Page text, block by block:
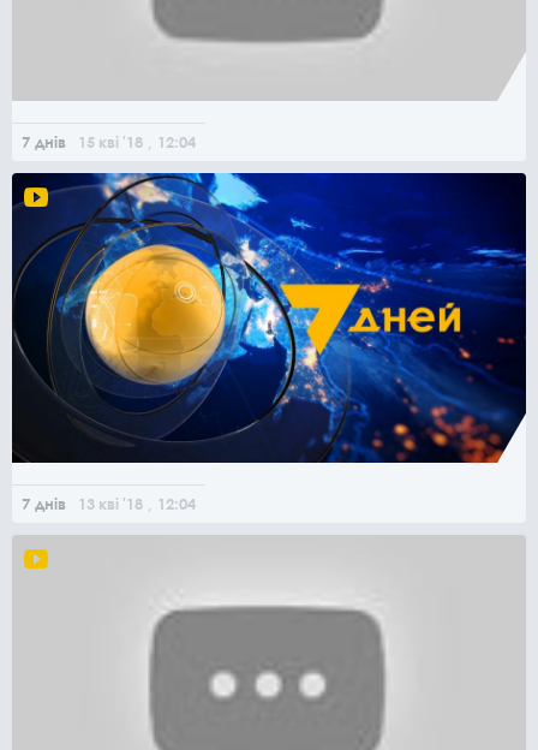
7 днів 15 кві '18 , 12:04
7 днів 13 кві '18 , 12:04